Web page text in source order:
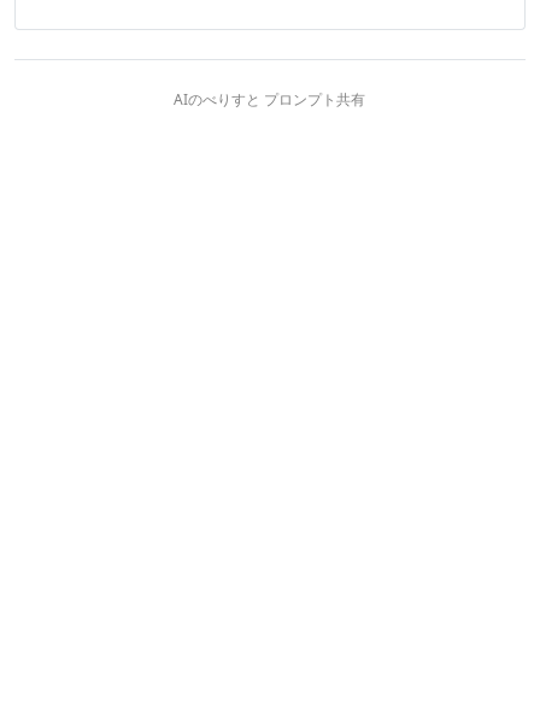
AIのべりすと プロンプト共有